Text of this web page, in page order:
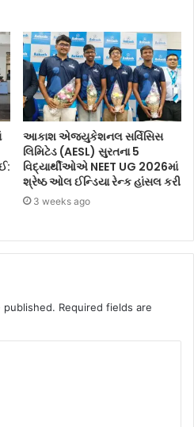
આકાશ એજ્યુકેશનલ સર્વિસિસ
લિમિટેડ (AESL) સુરતના 5
વિદ્યાર્થીઓએ NEET UG 2026માં
શ્રેષ્ઠ ઓલ ઈન્ડિયા રેન્ક હાંસલ કરી
3 weeks ago
published. Required fields are